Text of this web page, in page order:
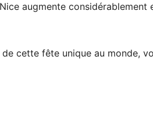
augmente considérablement
cette fête unique au monde,